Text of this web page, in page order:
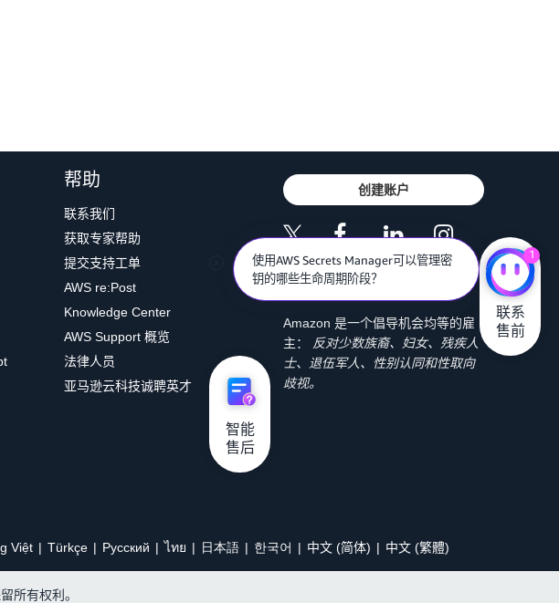
帮助
联系我们
获取专家帮助
提交支持工单
AWS re:Post
Knowledge Center
AWS Support 概览
法律人员
亚马逊云科技诚聘英才
创建账户
Amazon 是一个倡导机会均等的雇
主：
反对少数族裔、妇女、残疾人
士、退伍军人、性别认同和性取向
歧视。
Việt Türkçe Ρусский ไทย 日本語 한국어 中文 (简体) 中文 (繁體)
所有权利。
使用AWS Secrets Manager可以管理密
钥的哪些生命周期阶段？
1
联系
售前
智能
售后